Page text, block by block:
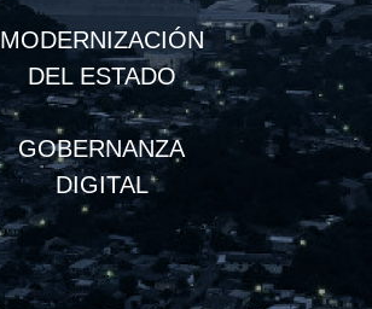
MODERNIZACIÓN
DEL ESTADO
GOBERNANZA
DIGITAL